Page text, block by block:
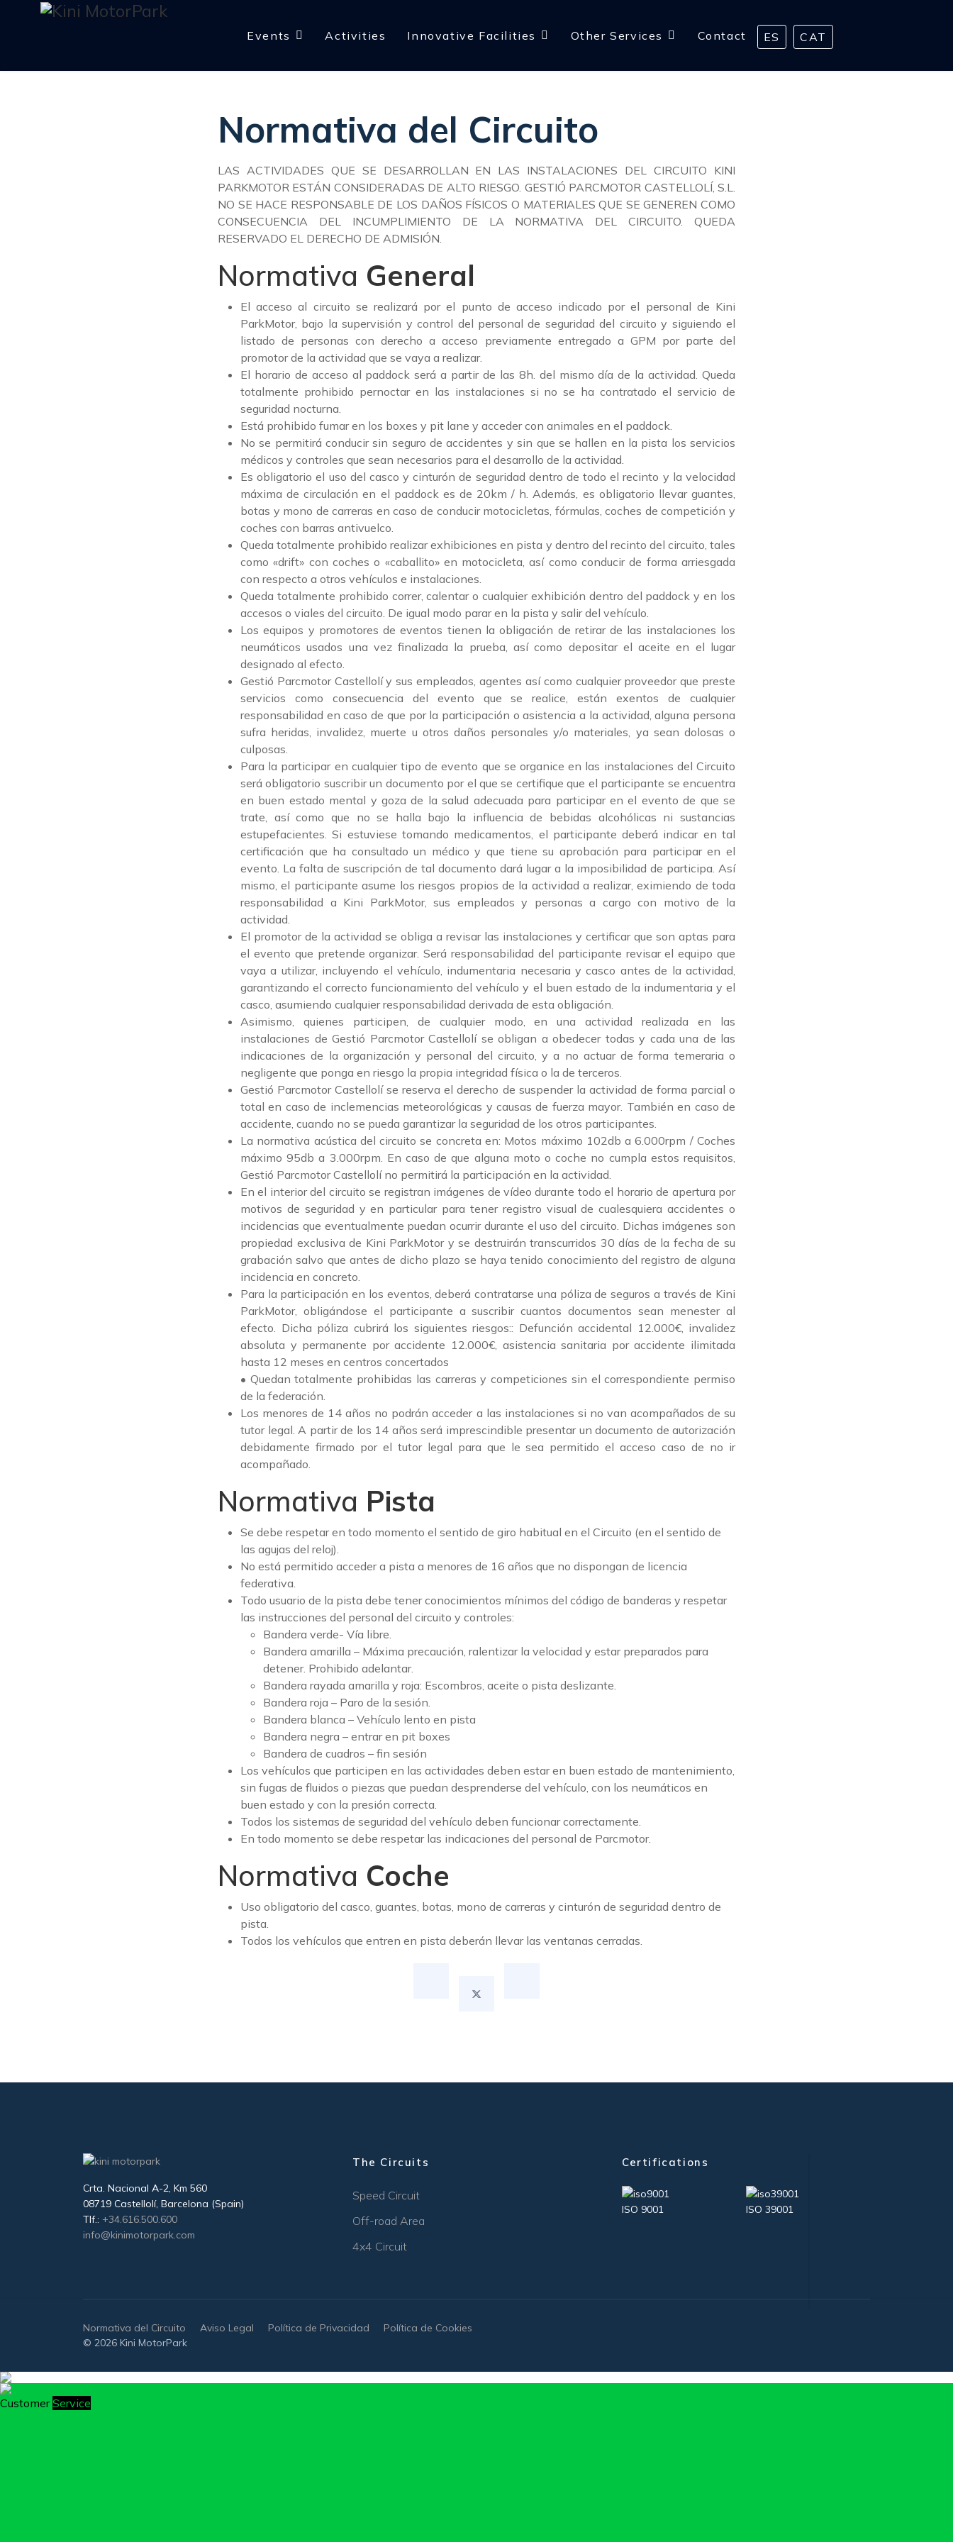
Events Activities Innovative Facilities Other Services Contact ES CAT
Normativa del Circuito
LAS ACTIVIDADES QUE SE DESARROLLAN EN LAS INSTALACIONES DEL CIRCUITO KINI
PARKMOTOR ESTÁN CONSIDERADAS DE ALTO RIESGO. GESTIÓ PARCMOTOR CASTELLOLÍ, S.L.
NO SE HACE RESPONSABLE DE LOS DAÑOS FÍSICOS O MATERIALES QUE SE GENEREN COMO
CONSECUENCIA DEL INCUMPLIMIENTO DE LA NORMATIVA DEL CIRCUITO. QUEDA
RESERVADO EL DERECHO DE ADMISIÓN.
Normativa General
El acceso al circuito se realizará por el punto de acceso indicado por el personal de Kini
ParkMotor, bajo la supervisión y control del personal de seguridad del circuito y siguiendo el
listado de personas con derecho a acceso previamente entregado a GPM por parte del
promotor de la actividad que se vaya a realizar.
El horario de acceso al paddock será a partir de las 8h. del mismo día de la actividad. Queda
totalmente prohibido pernoctar en las instalaciones si no se ha contratado el servicio de
seguridad nocturna.
Está prohibido fumar en los boxes y pit lane y acceder con animales en el paddock.
No se permitirá conducir sin seguro de accidentes y sin que se hallen en la pista los servicios
médicos y controles que sean necesarios para el desarrollo de la actividad.
Es obligatorio el uso del casco y cinturón de seguridad dentro de todo el recinto y la velocidad
máxima de circulación en el paddock es de 20km / h. Además, es obligatorio llevar guantes,
botas y mono de carreras en caso de conducir motocicletas, fórmulas, coches de competición y
coches con barras antivuelco.
Queda totalmente prohibido realizar exhibiciones en pista y dentro del recinto del circuito, tales
como «drift» con coches o «caballito» en motocicleta, así como conducir de forma arriesgada
con respecto a otros vehículos e instalaciones.
Queda totalmente prohibido correr, calentar o cualquier exhibición dentro del paddock y en los
accesos o viales del circuito. De igual modo parar en la pista y salir del vehículo.
Los equipos y promotores de eventos tienen la obligación de retirar de las instalaciones los
neumáticos usados una vez finalizada la prueba, así como depositar el aceite en el lugar
designado al efecto.
Gestió Parcmotor Castellolí y sus empleados, agentes así como cualquier proveedor que preste
servicios como consecuencia del evento que se realice, están exentos de cualquier
responsabilidad en caso de que por la participación o asistencia a la actividad, alguna persona
sufra heridas, invalidez, muerte u otros daños personales y/o materiales, ya sean dolosas o
culposas.
Para la participar en cualquier tipo de evento que se organice en las instalaciones del Circuito
será obligatorio suscribir un documento por el que se certifique que el participante se encuentra
en buen estado mental y goza de la salud adecuada para participar en el evento de que se
trate, así como que no se halla bajo la influencia de bebidas alcohólicas ni sustancias
estupefacientes. Si estuviese tomando medicamentos, el participante deberá indicar en tal
certificación que ha consultado un médico y que tiene su aprobación para participar en el
evento. La falta de suscripción de tal documento dará lugar a la imposibilidad de participa. Así
mismo, el participante asume los riesgos propios de la actividad a realizar, eximiendo de toda
responsabilidad a Kini ParkMotor, sus empleados y personas a cargo con motivo de la
actividad.
El promotor de la actividad se obliga a revisar las instalaciones y certificar que son aptas para
el evento que pretende organizar. Será responsabilidad del participante revisar el equipo que
vaya a utilizar, incluyendo el vehículo, indumentaria necesaria y casco antes de la actividad,
garantizando el correcto funcionamiento del vehículo y el buen estado de la indumentaria y el
casco, asumiendo cualquier responsabilidad derivada de esta obligación.
Asimismo, quienes participen, de cualquier modo, en una actividad realizada en las
instalaciones de Gestió Parcmotor Castellolí se obligan a obedecer todas y cada una de las
indicaciones de la organización y personal del circuito, y a no actuar de forma temeraria o
negligente que ponga en riesgo la propia integridad física o la de terceros.
Gestió Parcmotor Castellolí se reserva el derecho de suspender la actividad de forma parcial o
total en caso de inclemencias meteorológicas y causas de fuerza mayor. También en caso de
accidente, cuando no se pueda garantizar la seguridad de los otros participantes.
La normativa acústica del circuito se concreta en: Motos máximo 102db a 6.000rpm / Coches
máximo 95db a 3.000rpm. En caso de que alguna moto o coche no cumpla estos requisitos,
Gestió Parcmotor Castellolí no permitirá la participación en la actividad.
En el interior del circuito se registran imágenes de vídeo durante todo el horario de apertura por
motivos de seguridad y en particular para tener registro visual de cualesquiera accidentes o
incidencias que eventualmente puedan ocurrir durante el uso del circuito. Dichas imágenes son
propiedad exclusiva de Kini ParkMotor y se destruirán transcurridos 30 días de la fecha de su
grabación salvo que antes de dicho plazo se haya tenido conocimiento del registro de alguna
incidencia en concreto.
Para la participación en los eventos, deberá contratarse una póliza de seguros a través de Kini
ParkMotor, obligándose el participante a suscribir cuantos documentos sean menester al
efecto. Dicha póliza cubrirá los siguientes riesgos:: Defunción accidental 12.000€, invalidez
absoluta y permanente por accidente 12.000€, asistencia sanitaria por accidente ilimitada
hasta 12 meses en centros concertados
• Quedan totalmente prohibidas las carreras y competiciones sin el correspondiente permiso
de la federación.
Los menores de 14 años no podrán acceder a las instalaciones si no van acompañados de su
tutor legal. A partir de los 14 años será imprescindible presentar un documento de autorización
debidamente firmado por el tutor legal para que le sea permitido el acceso caso de no ir
acompañado.
Normativa Pista
Se debe respetar en todo momento el sentido de giro habitual en el Circuito (en el sentido de
las agujas del reloj).
No está permitido acceder a pista a menores de 16 años que no dispongan de licencia
federativa.
Todo usuario de la pista debe tener conocimientos mínimos del código de banderas y respetar
las instrucciones del personal del circuito y controles:
Bandera verde- Vía libre.
Bandera amarilla – Máxima precaución, ralentizar la velocidad y estar preparados para
detener. Prohibido adelantar.
Bandera rayada amarilla y roja: Escombros, aceite o pista deslizante.
Bandera roja – Paro de la sesión.
Bandera blanca – Vehículo lento en pista
Bandera negra – entrar en pit boxes
Bandera de cuadros – fin sesión
Los vehículos que participen en las actividades deben estar en buen estado de mantenimiento,
sin fugas de fluidos o piezas que puedan desprenderse del vehículo, con los neumáticos en
buen estado y con la presión correcta.
Todos los sistemas de seguridad del vehículo deben funcionar correctamente.
En todo momento se debe respetar las indicaciones del personal de Parcmotor.
Normativa Coche
Uso obligatorio del casco, guantes, botas, mono de carreras y cinturón de seguridad dentro de
pista.
Todos los vehículos que entren en pista deberán llevar las ventanas cerradas.
Crta. Nacional A-2, Km 560
08719 Castellolí, Barcelona (Spain)
Tlf.: +34.616.500.600
info@kinimotorpark.com
The Circuits
Speed Circuit
Off-road Area
4x4 Circuit
Certifications
ISO 9001 ISO 39001
Normativa del Circuito Aviso Legal Política de Privacidad
Política de Cookies
© 2026 Kini MotorPark
Customer Service